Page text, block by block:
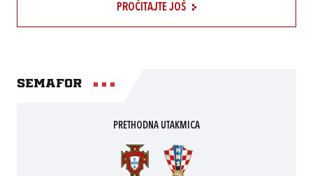
PROČITAJTE JOŠ
Semafor
PRETHODNA UTAKMICA